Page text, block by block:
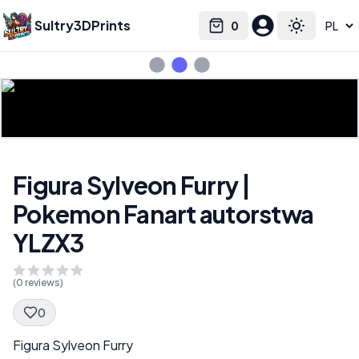
Sultry3DPrints 0
Cart Toggle
Select language
Figura Sylveon Furry |
Pokemon Fanart autorstwa
YLZX3
(0 reviews)
0
Spec Description
Figura Sylveon Furry